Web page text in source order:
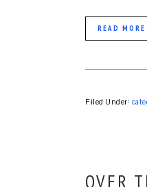
READ MORE
Filed Under:
OVER